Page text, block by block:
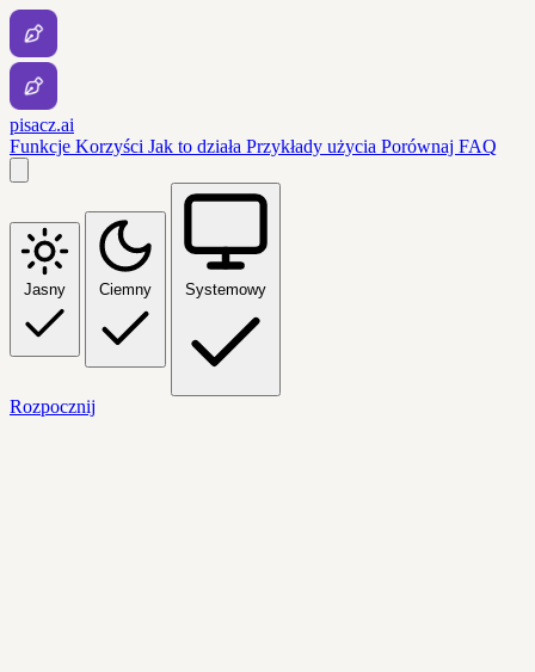
pisacz.ai
Funkcje Korzyści Jak to działa Przykłady użycia Porównaj FAQ
Jasny Ciemny Systemowy
Rozpocznij